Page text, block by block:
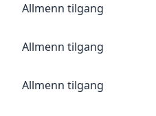
Allmenn tilgang
Allmenn tilgang
Allmenn tilgang